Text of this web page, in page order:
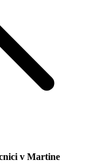
v Martine